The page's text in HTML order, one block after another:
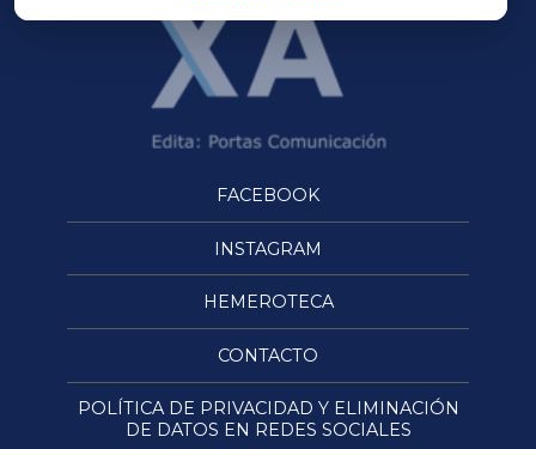
FACEBOOK
INSTAGRAM
HEMEROTECA
CONTACTO
POLÍTICA DE PRIVACIDAD Y ELIMINACIÓN
DE DATOS EN REDES SOCIALES